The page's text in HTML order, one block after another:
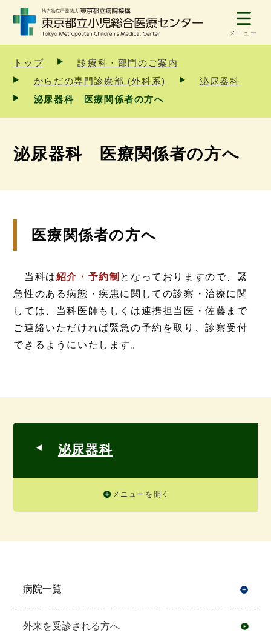
メニュー
トップ
診療科・部門のご案内
からだの専門診療部 (外科系)
泌尿器科
泌尿器科 医療関係者の方へ
泌尿器科 医療関係者の方へ
医療関係者の方へ
当科は紹介・予約制 となっておりますので、緊
急性のある病態・疾患に関しての診察・治療に関
しては、当科医師もしくは連携担当医・佐藤まで
ご連絡いただければ緊急の予約を取り、診察受付
できるようにいたします。
泌尿器科
メニューを開く
病院一覧
外来を受診される方へ